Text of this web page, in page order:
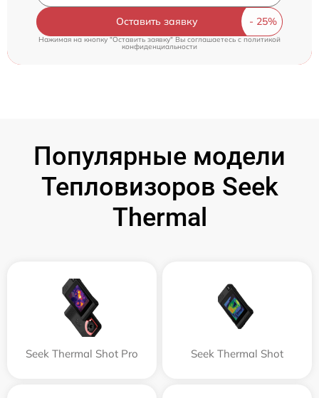
Оставить заявку
Нажимая на кнопку "Оставить заявку" Вы соглашаетесь cполитикой
конфиденциальности
Популярные модели
Тепловизоров Seek
Thermal
Seek Thermal Shot Pro Seek Thermal Shot